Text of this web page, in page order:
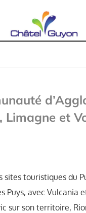
Limagne et
sites touristiques du
Puys, avec Vulcania
sur son territoire,